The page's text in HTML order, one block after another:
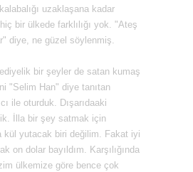
uzaklaşana kadar
bir ülkede farklılığı yok. "Ateş
diye, ne güzel söylenmiş.
bir şeyler de satan kumaş
"Selim Han" diye tanıtan
ile oturduk. Dışarıdaaki
İlla bir şey satmak için
kül yutacak biri değilim. Fakat iyi
on dolar bayıldım. Karşılığında
ülkemize göre bence çok